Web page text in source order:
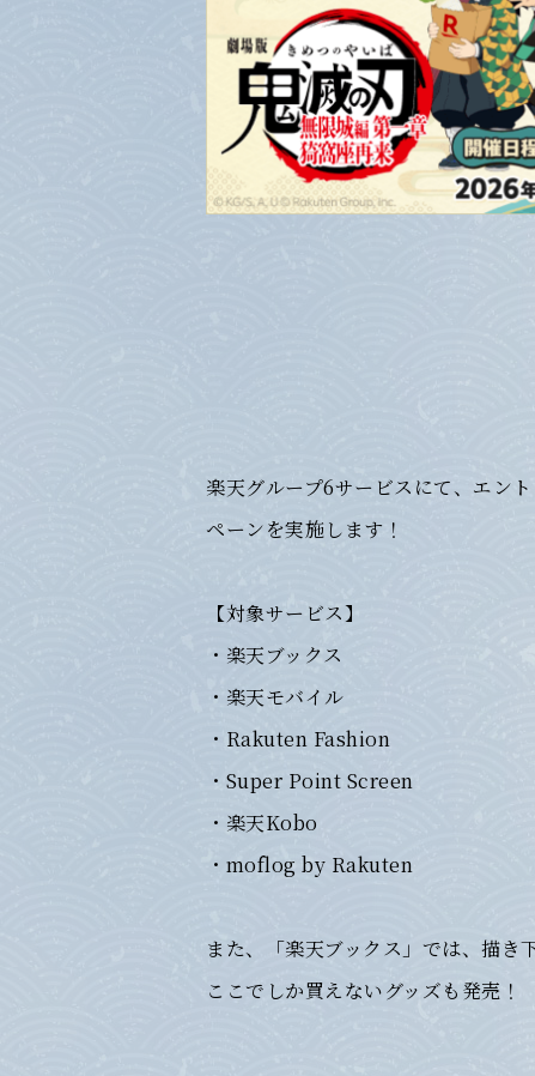
楽天グループ6サービスにて、エン
ペーンを実施します！
【対象サービス】
・楽天ブックス
・楽天モバイル
・Rakuten Fashion
・Super Point Screen
・楽天Kobo
・moflog by Rakuten
また、「楽天ブックス」では、描き
ここでしか買えないグッズも発売！